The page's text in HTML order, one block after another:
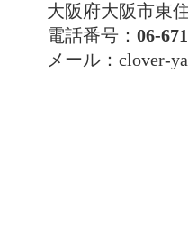
大阪府大阪市東
電話番号： 06-
メール：clover-